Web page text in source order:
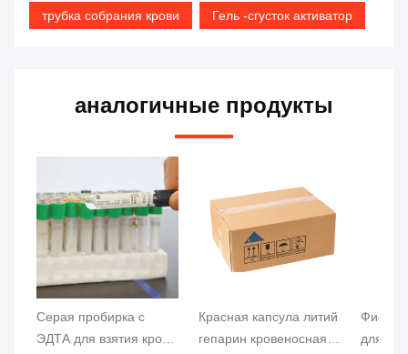
трубка собрания крови Гель -сгусток активатор
аналогичные продукты
Серая пробирка с
ЭДТА для взятия крови
Красная капсула литий
гепарин кровеносная
для